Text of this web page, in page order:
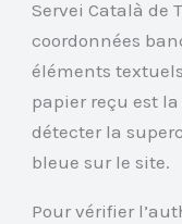
Servei Català de
coordonnées
éléments
papier reçu est
détecter la
bleue sur le site.
Pour vérifier